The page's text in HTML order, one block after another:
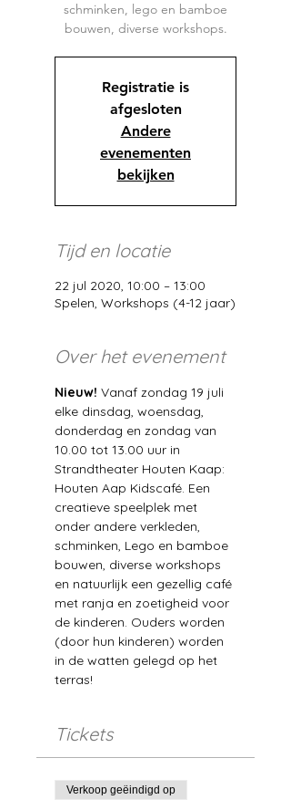
schminken, lego en bamboe
bouwen, diverse workshops.
Registratie is
afgesloten
Andere
evenementen
bekijken
Tijd en locatie
22 jul 2020, 10:00 – 13:00
Spelen, Workshops (4-12 jaar)
Over het evenement
Nieuw! Vanaf zondag 19 juli
elke dinsdag, woensdag,
donderdag en zondag van
10.00 tot 13.00 uur in
Strandtheater Houten Kaap:
Houten Aap Kidscafé. Een
creatieve speelplek met
onder andere verkleden,
schminken, Lego en bamboe
bouwen, diverse workshops
en natuurlijk een gezellig café
met ranja en zoetigheid voor
de kinderen. Ouders worden
(door hun kinderen) worden
in de watten gelegd op het
terras!
Tickets
Verkoop geëindigd op